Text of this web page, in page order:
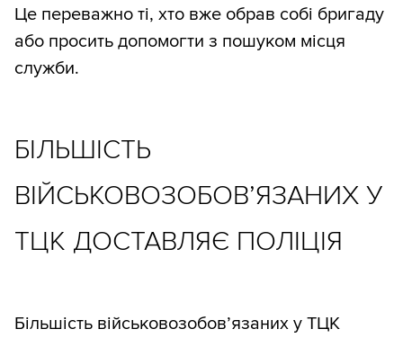
Це переважно ті, хто вже обрав собі бригаду
або просить допомогти з пошуком місця
служби.
БІЛЬШІСТЬ
ВІЙСЬКОВОЗОБОВ’ЯЗАНИХ У
ТЦК ДОСТАВЛЯЄ ПОЛІЦІЯ
Більшість військовозобов’язаних у ТЦК